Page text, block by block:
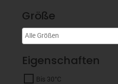
Größe
Eigenschaften
Bis 30°C